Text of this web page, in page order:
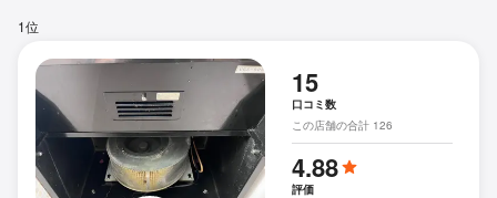
1位
15
口コミ数
この店舗の合計 126
4.88
評価